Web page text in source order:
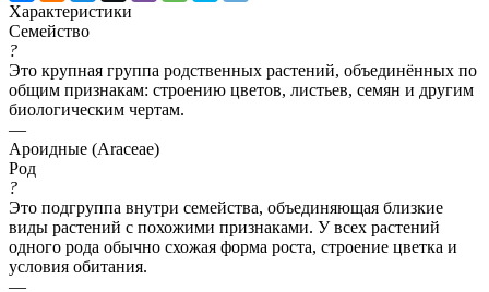
Характеристики
Семейство
?
Это крупная группа родственных растений, объединённых по
общим признакам: строению цветов, листьев, семян и другим
биологическим чертам.
—
Ароидные (Araceae)
Род
?
Это подгруппа внутри семейства, объединяющая близкие
виды растений с похожими признаками. У всех растений
одного рода обычно схожая форма роста, строение цветка и
условия обитания.
—